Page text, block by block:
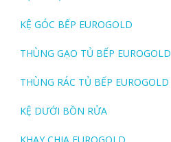
KỆ GÓC BẾP EUROGOLD
THÙNG GẠO TỦ BẾP EUROGOLD
THÙNG RÁC TỦ BẾP EUROGOLD
KỆ DƯỚI BỒN RỬA
KHAY CHIA EUROGOLD